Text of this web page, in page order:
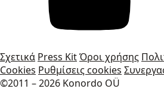
Σχετικά Press KitΌροι χρήσης
Cookies Ρυθμίσεις cookies
©2011 – 2026 Konordo OÜ